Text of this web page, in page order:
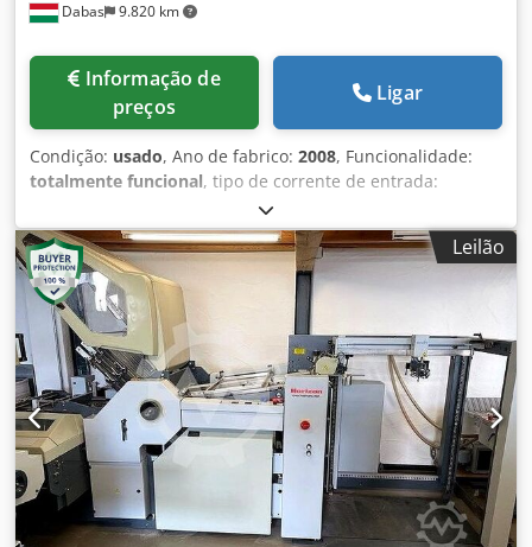
Dabas 9.820 km
preços
Ligar
Condição: usado, Ano de fabrico: 2008, Funcionalidade:
totalmente funcional, tipo de corrente de entrada:
, largura de trabalho:740 mm
empilhamento:750 mm, peso total:2.445 kg, altura total:
1.617 mm, comprimento total:3.880 mm, largura total:
1.640 mm, tensão de entrada: 380 V, Equipamento:
compressor, documentação / manual
máquina: Chodoy R Aufspfx Aggja Dobra de papel Horizon
AFC-744AKT com alimentador de palete Unidade de faca
móvel Horizon MKU-54 Unidade empilhadora prensa
Horizon PST-40 Ano de fabricação: 2008 Contador: aprox.
93 milhões Condição da máquina: usada, totalmente
funcional A máquina está em estoque, é possível verificar
e testar Somos concessionário e assistência técnica
autorizada Horizon, nossos técnicos verificaram a(s)
máquina(s), está tudo funcionando perfeitamente. Se
Leilão